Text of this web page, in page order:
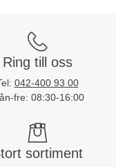
Ring till oss
042-400 93 00
fre: 08:30-16:00
sortiment